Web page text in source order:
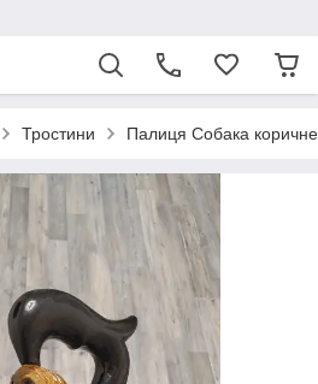
Тростини Палиця Собака